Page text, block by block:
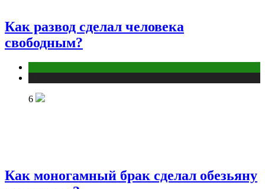
Как развод сделал человека
свободным?
6
Как моногамный брак сделал обезьяну